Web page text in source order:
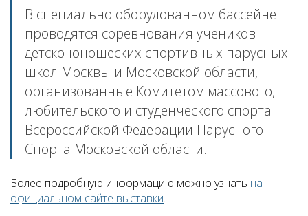
В специально оборудованном бассейне
проводятся соревнования учеников
детско-юношеских спортивных парусных
школ Москвы и Московской области,
организованные Комитетом массового,
любительского и студенческого спорта
Всероссийской Федерации Парусного
Спорта Московской области.
Более подробную информацию можно узнать на
официальном сайте выставки.